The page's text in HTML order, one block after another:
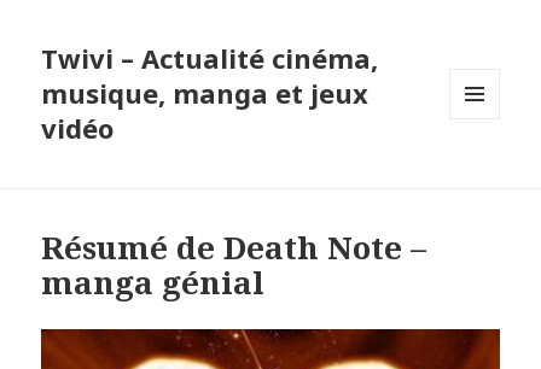
Twivi – Actualité cinéma,
musique, manga et jeux
vidéo
Résumé de Death Note –
manga génial